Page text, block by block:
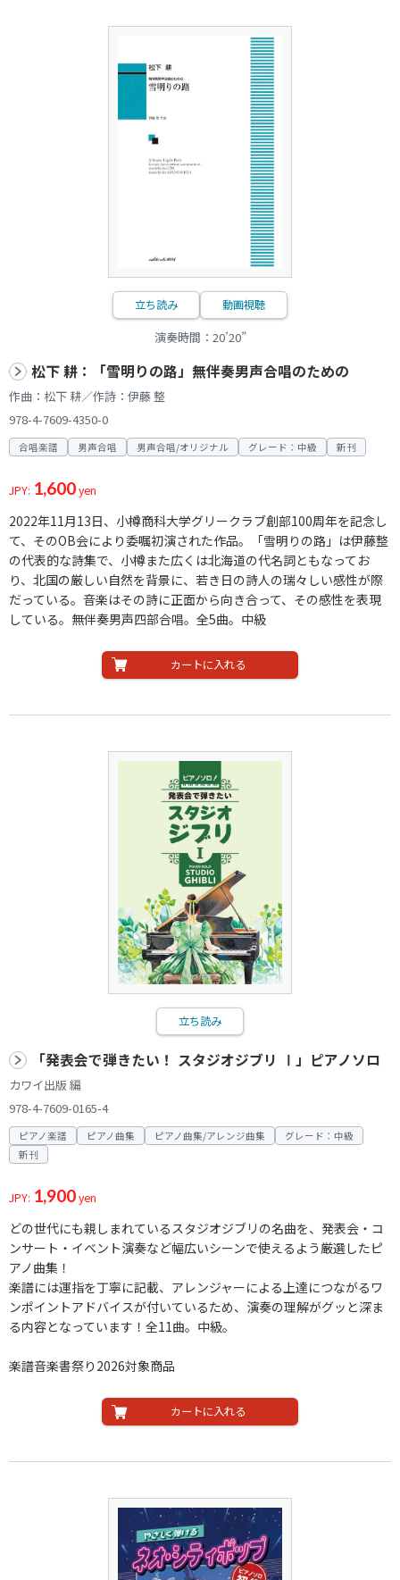
立ち読み 動画視聴
演奏時間：20’20”
松下 耕：「雪明りの路」無伴奏男声合唱のための
作曲：松下 耕／作詩：伊藤 整
978-4-7609-4350-0
合唱楽譜 男声合唱 男声合唱/オリジナル グレード：中級 新刊
JPY: 1,600yen
2022年11月13日、小樽商科大学グリークラブ創部100周年を記念し
て、そのOB会により委嘱初演された作品。「雪明りの路」は伊藤整
の代表的な詩集で、小樽また広くは北海道の代名詞ともなってお
り、北国の厳しい自然を背景に、若き日の詩人の瑞々しい感性が際
だっている。音楽はその詩に正面から向き合って、その感性を表現
している。無伴奏男声四部合唱。全5曲。中級
カートに入れる
立ち読み
「発表会で弾きたい！ スタジオジブリ Ⅰ」ピアノソロ
カワイ出版 編
978-4-7609-0165-4
ピアノ楽譜 ピアノ曲集 ピアノ曲集/アレンジ曲集
グレード：中級
新刊
JPY: 1,900yen
どの世代にも親しまれているスタジオジブリの名曲を、発表会・コ
ンサート・イベント演奏など幅広いシーンで使えるよう厳選したピ
アノ曲集！
楽譜には運指を丁寧に記載、アレンジャーによる上達につながるワ
ンポイントアドバイスが付いているため、演奏の理解がグッと深ま
る内容となっています！全11曲。中級。
楽譜音楽書祭り2026対象商品
カートに入れる